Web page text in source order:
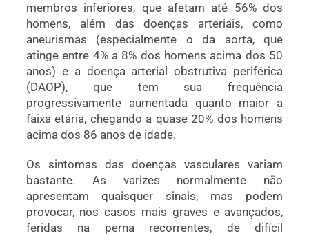
membros inferiores, que afetam até 56% dos
homens, além das doenças arteriais, como
aneurismas (especialmente o da aorta, que
atinge entre 4% a 8% dos homens acima dos 50
anos) e a doença arterial obstrutiva periférica
(DAOP), que tem sua frequência
progressivamente aumentada quanto maior a
faixa etária, chegando a quase 20% dos homens
acima dos 86 anos de idade.
Os sintomas das doenças vasculares variam
bastante. As varizes normalmente não
apresentam quaisquer sinais, mas podem
provocar, nos casos mais graves e avançados,
feridas na perna recorrentes, de difícil